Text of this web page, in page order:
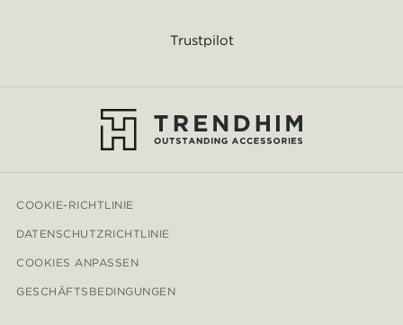
Trustpilot
COOKIE-RICHTLINIE
DATENSCHUTZRICHTLINIE
COOKIES ANPASSEN
GESCHÄFTSBEDINGUNGEN